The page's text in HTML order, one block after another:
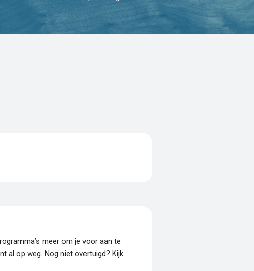
meer om je voor aan te
al op weg. Nog niet overtuigd? Kijk